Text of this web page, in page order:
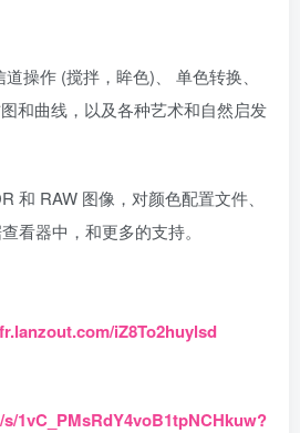
操作 (搅拌，眸色)、 单色转换、
和曲线，以及各种艺术和自然启发
和 RAW 图像，对颜色配置文件、
看器中，和更多的支持。
iZ8To2huylsd
1vC_PMsRdY4voB1tpNCHkuw?